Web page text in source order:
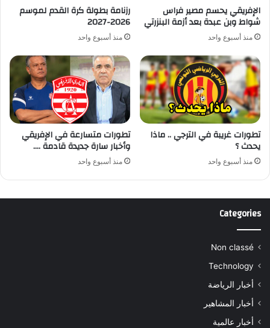
الإفريقي يحسم مصير فراس
شواط وبن عبدة بعد أزمة البنزرتي
منذ أسبوع واحد
رزنامة بطولة كرة القدم لموسم
2026-2027
منذ أسبوع واحد
تطورات غريبة في الترجي .. ماذا
يحدث ؟
منذ أسبوع واحد
تطورات متسارعة في الإفريقي
وأخبار سارة جديدة قادمة ….
منذ أسبوع واحد
Categories
Non classé
Technology
أخبار الرياضة
أخبار المشاهير
أخبار عالمية